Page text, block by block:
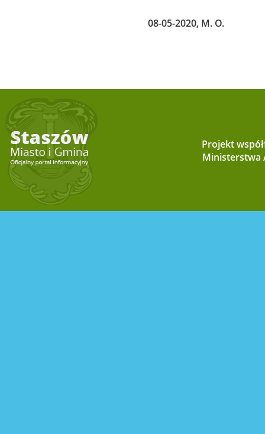
08-05-2020, M. O.
Projekt
Ministerstwa